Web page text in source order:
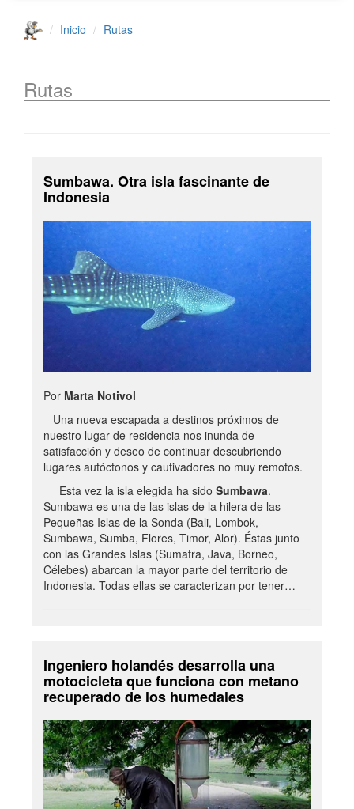
Inicio Rutas
Rutas
Sumbawa. Otra isla fascinante de
Indonesia
Por Marta Notivol
Una nueva escapada a destinos próximos de
nuestro lugar de residencia nos inunda de
satisfacción y deseo de continuar descubriendo
lugares autóctonos y cautivadores no muy remotos.
Esta vez la isla elegida ha sido Sumbawa.
Sumbawa es una de las islas de la hilera de las
Pequeñas Islas de la Sonda (Bali, Lombok,
Sumbawa, Sumba, Flores, Timor, Alor). Éstas junto
con las Grandes Islas (Sumatra, Java, Borneo,
Célebes) abarcan la mayor parte del territorio de
Indonesia. Todas ellas se caracterizan por tener…
Ingeniero holandés desarrolla una
motocicleta que funciona con metano
recuperado de los humedales